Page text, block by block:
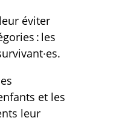
éviter
: les
et les
leur